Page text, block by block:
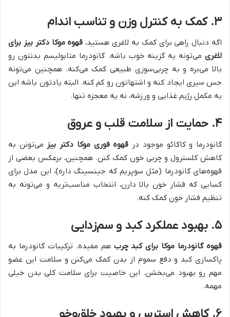
۳. کمک به کنترل وزن و تناسب اندام
اگه دنبال راهی برای کمک به لاغری هستید، قهوه موکا دکتر بیز برای
لاغری می‌تونه یه گزینه خوب باشه. گانودرما متابولیسم بدنتون رو
بالا می‌بره و به چربی‌سوزی طبیعی کمک می‌کنه. همچنین می‌تونه
حس سیری ایجاد کنه و اشتهاتون رو کم کنه. البته یادتون باشه این
یه مکمل رژیم غذایی و ورزشه، نه یه معجزه تنها.
۴. حمایت از سلامت قلب و عروق
گانودرما و کاکائو موجود در قهوه فوری موکا دکتر بیز می‌تونن به
کاهش کلسترول و چربی خون کمک کنن. همچنین، برعکس بعضی از
قهوه‌های گانودرما (مثل سوپریم که جینسینگ داره)، این مدل برای
کسایی که فشار خون بالا دارن، انتخاب مناسب‌تریه و می‌تونه به
تنظیم فشار خون کمک کنه.
۵. بهبود عملکرد کبد و سم‌زدایی
قهوه گانودرما موکا برای کبد چرب هم مفیده. ترکیبات گانودرما به
پاکسازی کبد و دفع سموم از بدن کمک می‌کنن و سلامت این عضو
مهم رو بهبود می‌بخشن. این خاصیت برای سلامت کلی بدن خیلی
مهمه.
۶. کاهش استرس و بهبود خلق‌وخو